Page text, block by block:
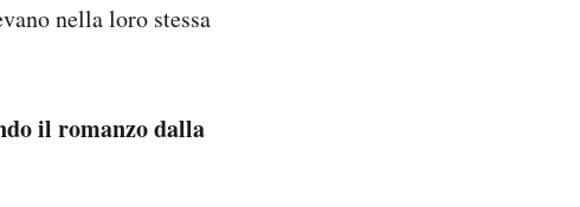
nella loro stessa
il romanzo dalla